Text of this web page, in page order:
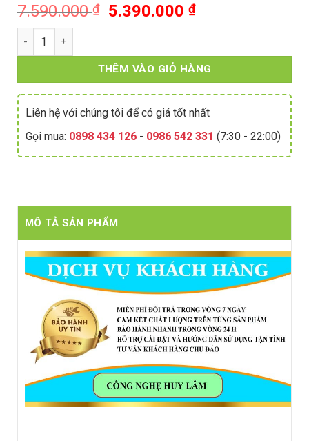
7.590.000₫
Giá
7.590.000 ₫.
5.390.000₫Giá
là:
5.390.000 ₫.
Xiaomi Mop 2 Ultra mẫu Robot hút bụi lau nhà (app Mihome
THÊM VÀO GIỎ HÀNG
Liên hệ với chúng tôi để có giá tốt nhất
Gọi mua: 0898 434 126 - 0986 542 331 (7:30 - 22:00)
MÔ TẢ SẢN PHẨM